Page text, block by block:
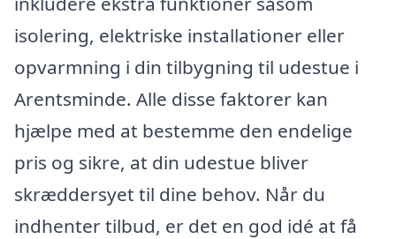
isolering, elektriske installationer eller
opvarmning i din tilbygning til udestue i
Arentsminde. Alle disse faktorer kan
hjælpe med at bestemme den endelige
pris og sikre, at din udestue bliver
skræddersyet til dine behov. Når du
indhenter tilbud, er det en god idé at få